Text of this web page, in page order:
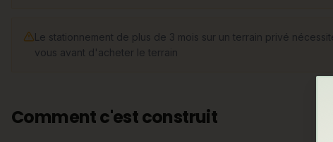
Le stationnement de plus de 3 mois sur un terrain privé
vous avant d'acheter le terrain
Comment c'est construit